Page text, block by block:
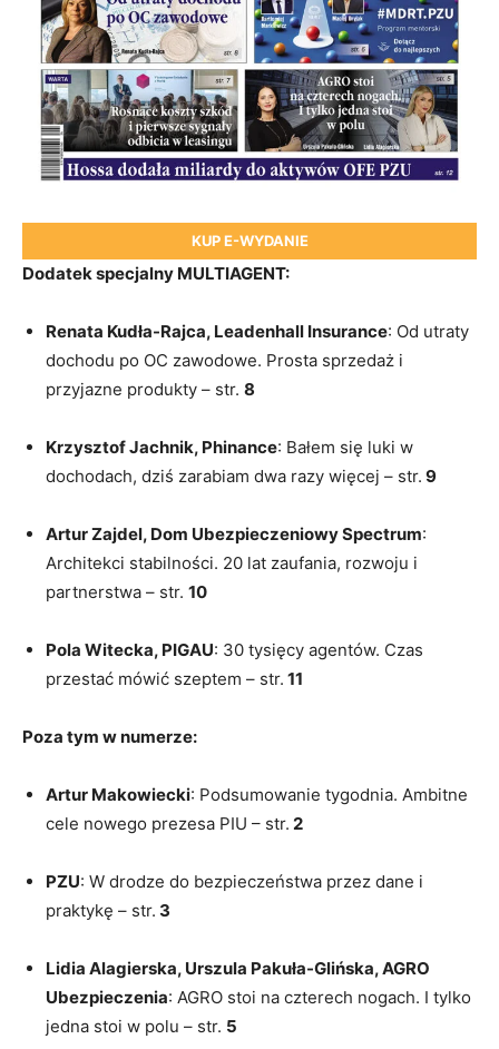
KUP E-WYDANIE
Dodatek specjalny MULTIAGENT:
Renata Kudła-Rajca, Leadenhall Insurance: Od utraty
dochodu po OC zawodowe. Prosta sprzedaż i
przyjazne produkty – str. 8
Krzysztof Jachnik, Phinance: Bałem się luki w
dochodach, dziś zarabiam dwa razy więcej – str. 9
Artur Zajdel, Dom Ubezpieczeniowy Spectrum:
Architekci stabilności. 20 lat zaufania, rozwoju i
partnerstwa – str. 10
Pola Witecka, PIGAU: 30 tysięcy agentów. Czas
przestać mówić szeptem – str. 11
Poza tym w numerze:
Artur Makowiecki: Podsumowanie tygodnia. Ambitne
cele nowego prezesa PIU – str. 2
PZU: W drodze do bezpieczeństwa przez dane i
praktykę – str. 3
Lidia Alagierska, Urszula Pakuła-Glińska, AGRO
Ubezpieczenia: AGRO stoi na czterech nogach. I tylko
jedna stoi w polu – str. 5